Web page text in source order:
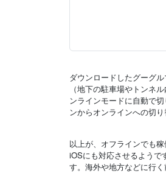
ダウンロードしたグーグ
（地下の駐車場やトンネ
ンラインモードに自動で
ンからオンラインへの切
以上が、オフラインでも
iOSにも対応させるようで
す。海外や地方などに行